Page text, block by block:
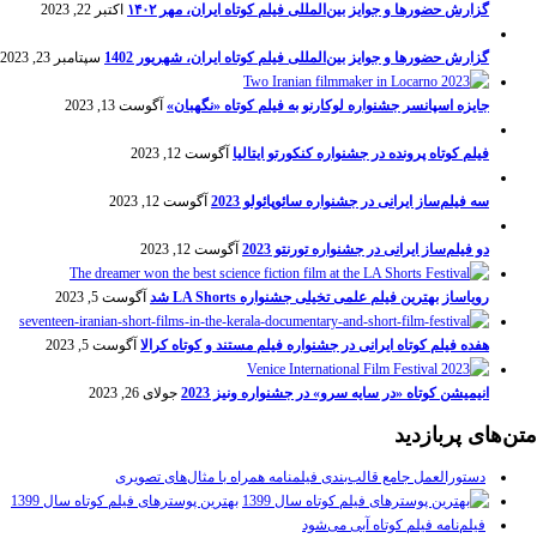
گزارش حضورها و جوایز بین‌المللی فیلم کوتاه ایران، مهر ۱۴۰۲ اکتبر 22, 2023
گزارش حضورها و جوایز بین‌المللی فیلم کوتاه ایران، شهریور 1402 سپتامبر 23, 2023
جایزه اسپانسر جشنواره لوکارنو به فیلم کوتاه «نگهبان» آگوست 13, 2023
فیلم کوتاه پرونده در جشنواره کنکورتو ایتالیا آگوست 12, 2023
سه فیلم‌ساز ایرانی در جشنواره سائوپائولو 2023 آگوست 12, 2023
دو فیلم‌ساز ایرانی در جشنواره تورنتو 2023 آگوست 12, 2023
رویاساز بهترین فیلم علمی تخیلی جشنواره LA Shorts شد آگوست 5, 2023
هفده فیلم کوتاه ایرانی در جشنواره فیلم مستند و کوتاه کرالا آگوست 5, 2023
انیمیشن کوتاه «در سایه سرو» در جشنواره ونیز 2023 جولای 26, 2023
متن‌های پربازدید
دستورالعمل جامع قالب‌بندی فیلمنامه همراه با مثال‌های تصویری
بهترین پوسترهای فیلم کوتاه سال 1399
فیلم‌نامه فیلم کوتاه آبی می‌شود